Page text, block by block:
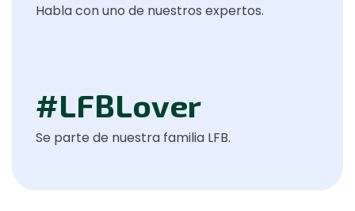
Habla con uno de nuestros expertos.
#LFBLover
Se parte de nuestra familia LFB.